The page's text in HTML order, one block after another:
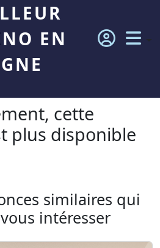
EN
cette
plus disponible
similaires qui
intéresser